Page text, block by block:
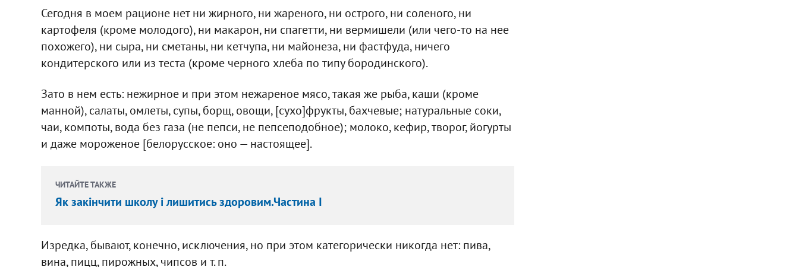
Сегодня в моем рационе нет ни жирного, ни жареного, ни острого, ни соленого, ни
картофеля (кроме молодого), ни макарон, ни спагетти, ни вермишели (или чего-то на нее
похожего), ни сыра, ни сметаны, ни кетчупа, ни майонеза, ни фастфуда, ничего
кондитерского или из теста (кроме черного хлеба по типу бородинского).
Зато в нем есть: нежирное и при этом нежареное мясо, такая же рыба, каши (кроме
манной), салаты, омлеты, супы, борщ, овощи, [сухо]фрукты, бахчевые; натуральные соки,
чаи, компоты, вода без газа (не пепси, не пепсеподобное); молоко, кефир, творог, йогурты
и даже мороженое [белорусское: оно — настоящее].
ЧИТАЙТЕ ТАКЖЕ
Як закінчити школу і лишитись здоровим.Частина І
Изредка, бывают, конечно, исключения, но при этом категорически никогда нет: пива,
вина, пицц, пирожных, чипсов и т. п.